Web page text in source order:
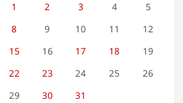
1
2 3 4
5
8 9 10 11
12
15 16 17 18
19
22 23 24 25
26
29 30 31